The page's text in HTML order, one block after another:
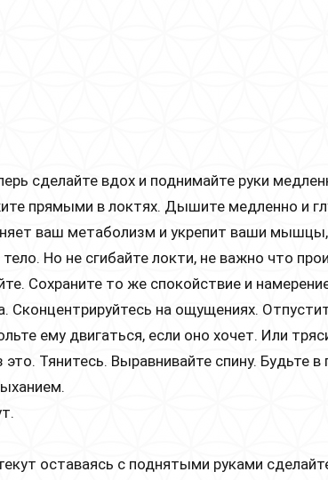
сделайте вдох и поднимайте руки
прямыми в локтях. Дышите медленно и
ваш метаболизм и укрепит ваши мышцы,
Но не сгибайте локти, не важно что
Сохраните то же спокойствие и
Сконцентрируйтесь на ощущениях.
ему двигаться, если оно хочет. Или
это. Тянитесь. Выравнивайте спину. Будьте
оставаясь с поднятыми руками